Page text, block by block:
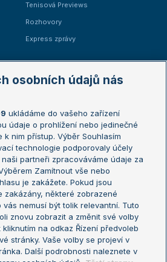
Tenisová Previews
Rozhovory
Express zprávy
Australian Open
French Open
Wimbledon
US Open
Turnaj mistrů
Turnaj mistryň
osobních údajů nás
ukládáme do vašeho zařízení
údaje o prohlížení nebo jedinečné
k nim přístup. Výběr Souhlasím
technologie podporovaly účely
partneři zpracováváme údaje za
Zamítnout vše nebo
je zakážete. Pokud jsou
zakázány, některé zobrazené
nemusí být tolik relevantní. Tuto
znovu zobrazit a změnit své volby
na odkaz Řízení předvoleb
stránky. Vaše volby se projeví v
Další podrobnosti naleznete v